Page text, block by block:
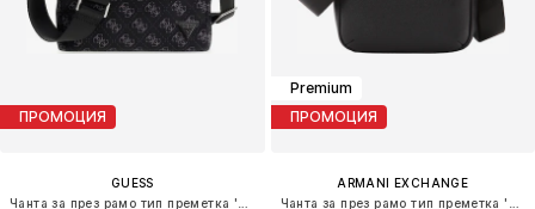
ПРОМОЦИЯ
GUESS
Premium
ПРОМОЦИЯ
ARMANI EXCHANGE